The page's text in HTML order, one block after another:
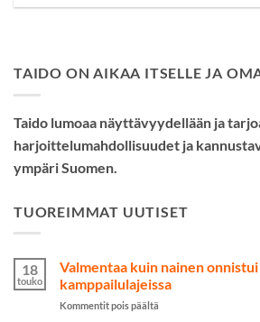
TAIDO ON AIKAA ITSELLE JA
Taido lumoaa näyttävyydellään ja
harjoittelumahdollisuudet ja
ympäri Suomen.
TUOREIMMAT UUTISET
18
touko
Valmentaa kuin nainen
kamppailulajeissa
Kommentit pois päältä